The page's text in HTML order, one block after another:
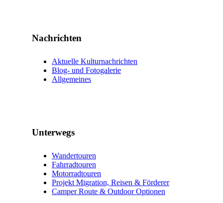
Nachrichten
Aktuelle Kulturnachrichten
Blog- und Fotogalerie
Allgemeines
Unterwegs
Wandertouren
Fahrradtouren
Motorradtouren
Projekt Migration, Reisen & Förderer
Camper Route & Outdoor Optionen